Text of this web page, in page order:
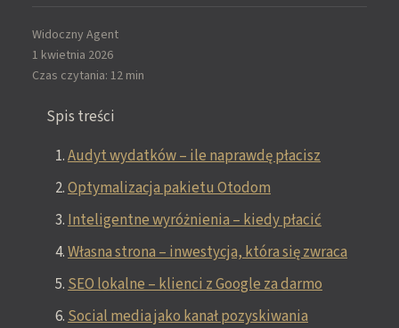
Widoczny Agent
1 kwietnia 2026
Czas czytania: 12 min
Spis treści
Audyt wydatków – ile naprawdę płacisz
Optymalizacja pakietu Otodom
Inteligentne wyróżnienia – kiedy płacić
Własna strona – inwestycja, która się zwraca
SEO lokalne – klienci z Google za darmo
Social media jako kanał pozyskiwania